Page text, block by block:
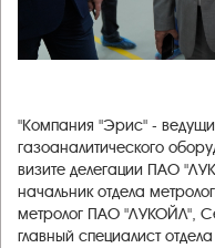
"Компания "Эрис" -
газоаналитического
визите делегации ПАО
начальник отдела
метролог ПАО "ЛУКОЙЛ",
главный специалист